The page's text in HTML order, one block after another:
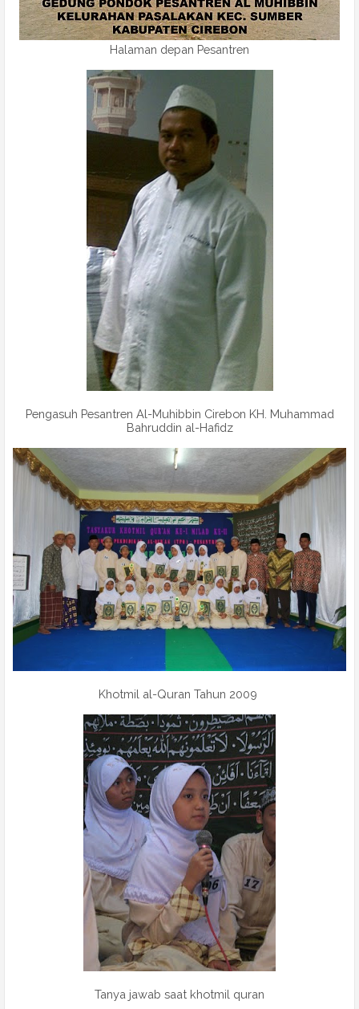
Halaman depan Pesantren
Pengasuh Pesantren Al-Muhibbin Cirebon KH. Muhammad
Bahruddin al-Hafidz
Khotmil al-Quran Tahun 2009
Tanya jawab saat khotmil quran